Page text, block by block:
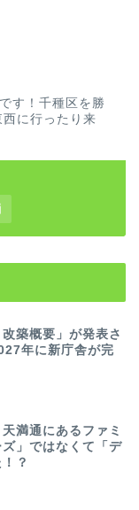
す！千種区を勝
に行ったり来
築概要」が発表さ
年に新庁舎が完
天満通にあるファミ
」ではなくて「デ
？